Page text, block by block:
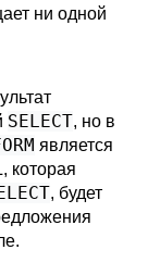
ни одной
SELECT, но в
является
которая
, будет